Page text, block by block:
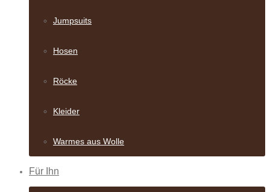
Jumpsuits
Hosen
Röcke
Kleider
Warmes aus Wolle
Für Ihn